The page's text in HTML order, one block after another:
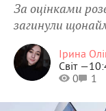
За оцінками
загинули
Ірина
Світ —
0
1